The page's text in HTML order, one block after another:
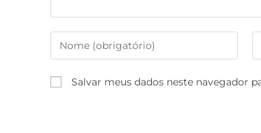
Salvar meus dados neste navegador